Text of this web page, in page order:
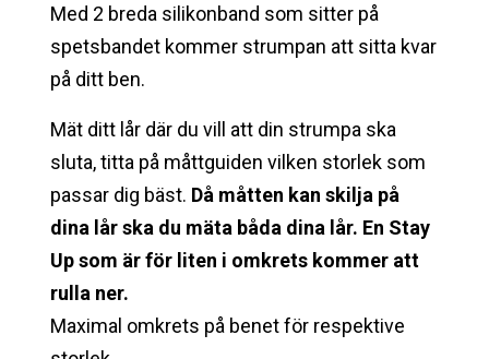
Med 2 breda silikonband som sitter på
spetsbandet kommer strumpan att sitta kvar
på ditt ben.
Mät ditt lår där du vill att din strumpa ska
sluta, titta på måttguiden vilken storlek som
passar dig bäst. Då måtten kan skilja på
dina lår ska du mäta båda dina lår. En Stay
Up som är för liten i omkrets kommer att
rulla ner.
Maximal omkrets på benet för respektive